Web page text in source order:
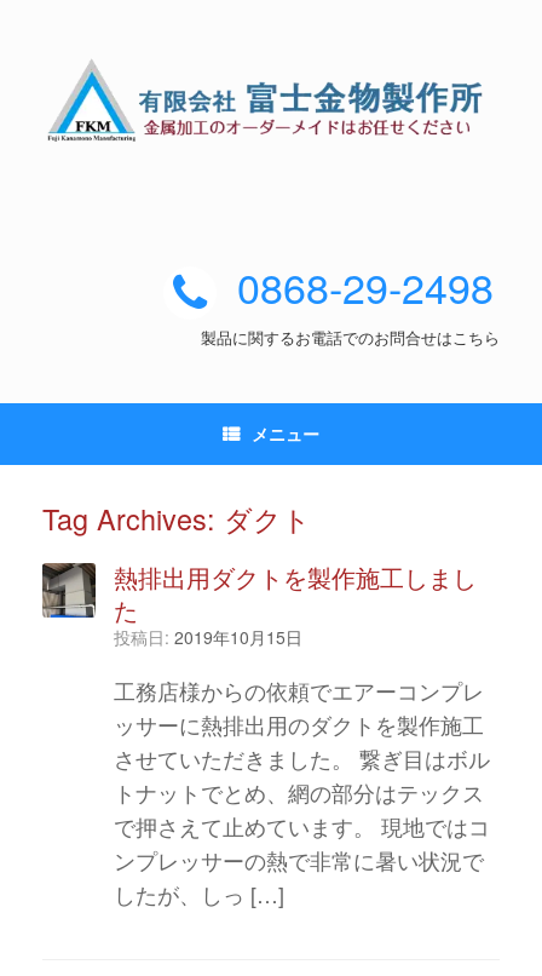
0868-29-2498
製品に関するお電話でのお問合せはこちら
メニュー
Tag Archives: ダクト
熱排出用ダクトを製作施工しまし
た
投稿日: 2019年10月15日
工務店様からの依頼でエアーコンプレ
ッサーに熱排出用のダクトを製作施工
させていただきました。 繋ぎ目はボル
トナットでとめ、網の部分はテックス
で押さえて止めています。 現地ではコ
ンプレッサーの熱で非常に暑い状況で
したが、しっ […]